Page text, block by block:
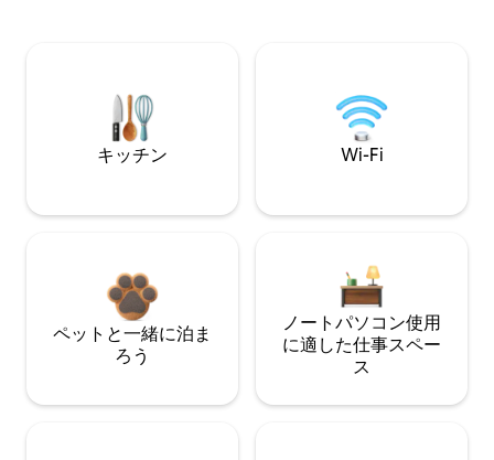
キッチン Wi-Fi
ペットと一緒に泊ま
ろう
ノートパソコン使用
に適した仕事スペー
ス